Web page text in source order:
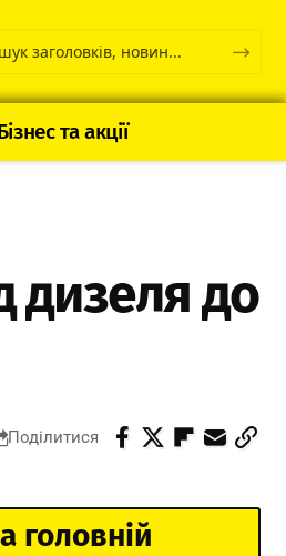
та акції
дизеля до
Поділитися
головній